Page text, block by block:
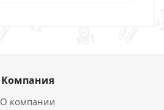
Компания
О компании